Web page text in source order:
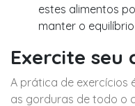
estes alimentos
manter o
Exercite seu
A prática de exercícios
as gorduras de todo o